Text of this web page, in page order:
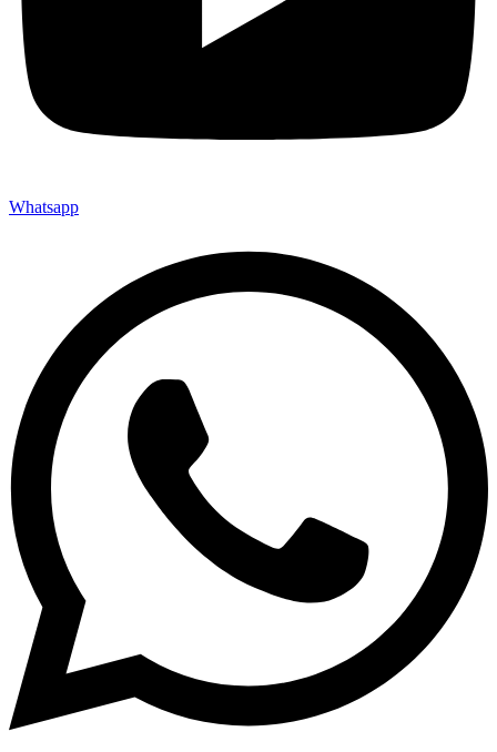
Whatsapp